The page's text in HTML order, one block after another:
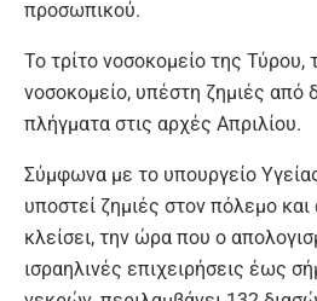
προσωπικού.
Το τρίτο νοσοκομείο της Τύρου,
νοσοκομείο, υπέστη ζημιές από
πλήγματα στις αρχές Απριλίου.
Σύμφωνα με το υπουργείο
υποστεί ζημιές στον πόλεμο
κλείσει, την ώρα που ο
ισραηλινές επιχειρήσεις έως